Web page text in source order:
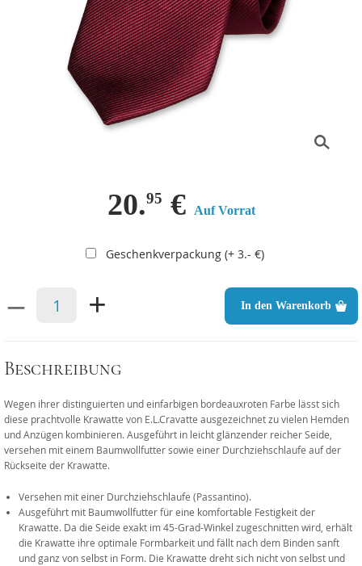
20.95 € Auf Vorrat
Geschenkverpackung (+ 3.- €)
– + In den Warenkorb
Beschreibung
Wegen ihrer distinguierten und einfarbigen bordeauxroten Farbe lässt sich
diese prachtvolle Krawatte von E.L.Cravatte ausgezeichnet zu vielen Hemden
und Anzügen kombinieren. Ausgeführt in leicht glänzender reicher Seide,
versehen mit einem Baumwollfutter sowie einer Durchziehschlaufe auf der
Rückseite der Krawatte.
Versehen mit einer Durchziehschlaufe (Passantino).
Ausgeführt mit Baumwollfutter für eine komfortable Festigkeit der
Krawatte. Da die Seide exakt im 45-Grad-Winkel zugeschnitten wird, erhält
die Krawatte ihre optimale Formbarkeit und fällt nach dem Binden sanft
und ganz von selbst in Form. Die Krawatte dreht sich nicht von selbst und